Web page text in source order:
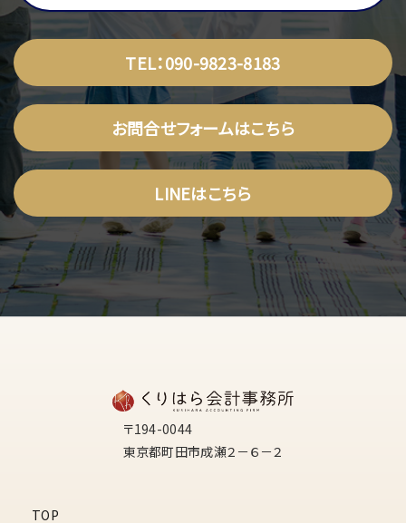
TEL：090-9823-8183
お問合せフォームはこちら
LINEはこちら
〒194-0044
東京都町田市成瀬２－６－２
TOP